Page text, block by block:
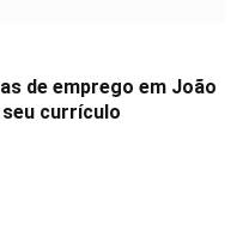
de emprego em João
seu currículo